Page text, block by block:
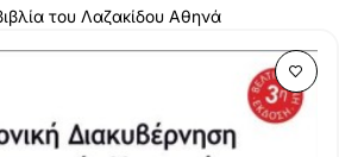
του Λαζακίδου Αθηνά